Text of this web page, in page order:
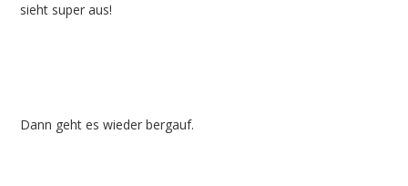
sieht super aus!
Dann geht es wieder bergauf.